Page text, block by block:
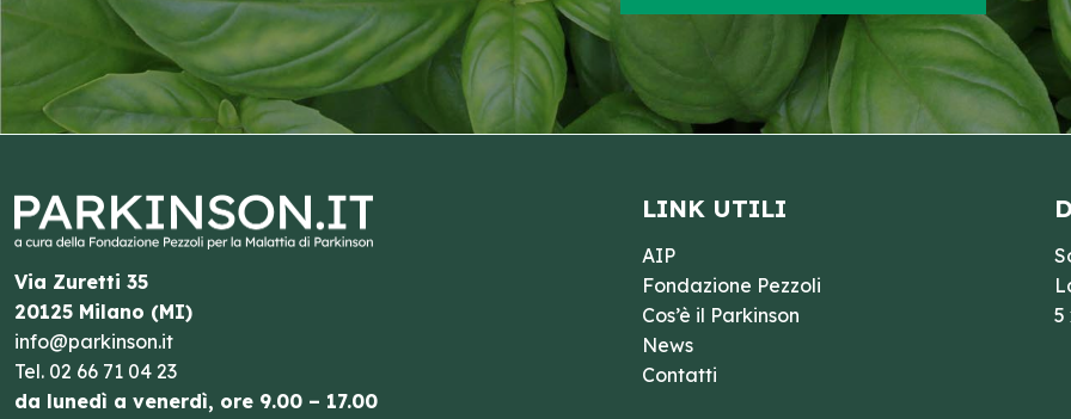
Via Zuretti 35
20125 Milano (MI)
info@parkinson.it
Tel. 02 66 71 04 23
da lunedì a venerdì, ore 9.00 – 17.00
LINK UTILI
AIP
Fondazione Pezzoli
Cos’è il Parkinson
News
Contatti
5